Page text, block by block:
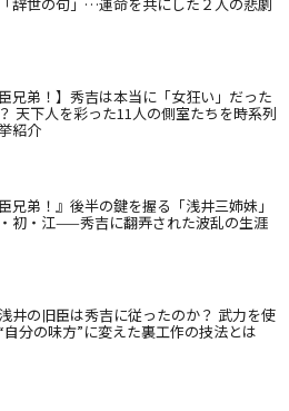
臣兄弟！】秀吉は本当に「女狂い」だった
天下人を彩った11人の側室たちを時系列
紹介
臣兄弟！』後半の鍵を握る「浅井三姉妹」
初・江——秀吉に翻弄された波乱の生涯
井の旧臣は秀吉に従ったのか？ 武力を使
自分の味方”に変えた裏工作の技法とは